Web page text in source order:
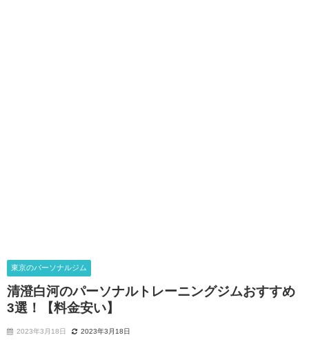
東京のパーソナルジム
清澄白河のパーソナルトレーニングジムおすすめ
3選！【料金安い】
2023年3月18日 2023年3月18日